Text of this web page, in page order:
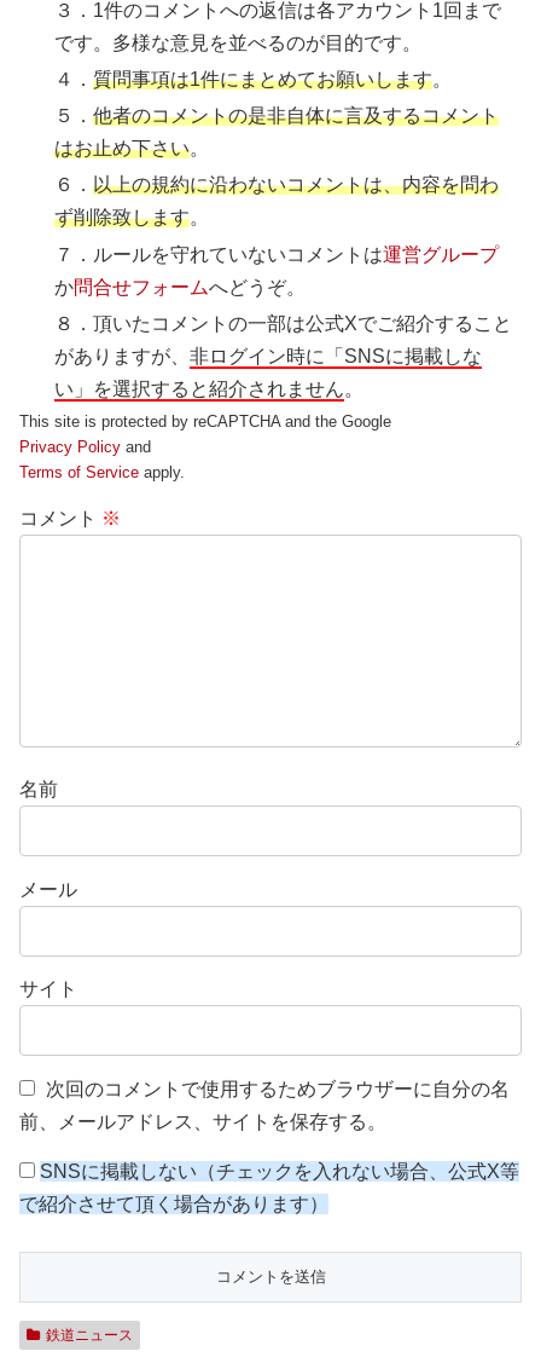
３．1件のコメントへの返信は各アカウント1回まで
です。多様な意見を並べるのが目的です。
４．質問事項は1件にまとめてお願いします。
５．他者のコメントの是非自体に言及するコメント
はお止め下さい。
６．以上の規約に沿わないコメントは、内容を問わ
ず削除致します。
７．ルールを守れていないコメントは運営グループ
か問合せフォームへどうぞ。
８．頂いたコメントの一部は公式Xでご紹介すること
がありますが、非ログイン時に「SNSに掲載しな
い」を選択すると紹介されません。
This site is protected by reCAPTCHA and the Google
Privacy Policy and
Terms of Service apply.
コメント ※
名前
メール
サイト
次回のコメントで使用するためブラウザーに自分の名
前、メールアドレス、サイトを保存する。
SNSに掲載しない（チェックを入れない場合、公式X等
で紹介させて頂く場合があります）
鉄道ニュース